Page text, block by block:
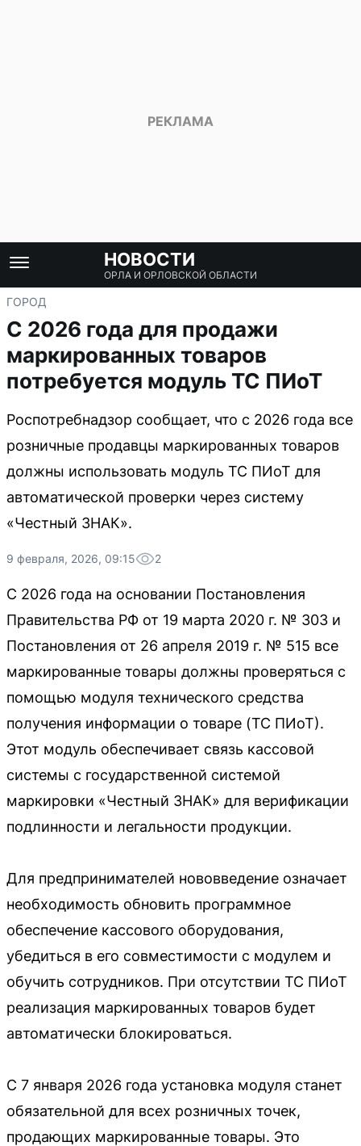
НОВОСТИ
ОРЛА И ОРЛОВСКОЙ ОБЛАСТИ
ГОРОД
С 2026 года для продажи
маркированных товаров
потребуется модуль ТС ПИоТ
Роспотребнадзор сообщает, что с 2026 года все
розничные продавцы маркированных товаров
должны использовать модуль ТС ПИоТ для
автоматической проверки через систему
«Честный ЗНАК».
9 февраля, 2026, 09:15 2
С 2026 года на основании Постановления
Правительства РФ от 19 марта 2020 г. № 303 и
Постановления от 26 апреля 2019 г. № 515 все
маркированные товары должны проверяться с
помощью модуля технического средства
получения информации о товаре (ТС ПИоТ).
Этот модуль обеспечивает связь кассовой
системы с государственной системой
маркировки «Честный ЗНАК» для верификации
подлинности и легальности продукции.
Для предпринимателей нововведение означает
необходимость обновить программное
обеспечение кассового оборудования,
убедиться в его совместимости с модулем и
обучить сотрудников. При отсутствии ТС ПИоТ
реализация маркированных товаров будет
автоматически блокироваться.
С 7 января 2026 года установка модуля станет
обязательной для всех розничных точек,
продающих маркированные товары. Это